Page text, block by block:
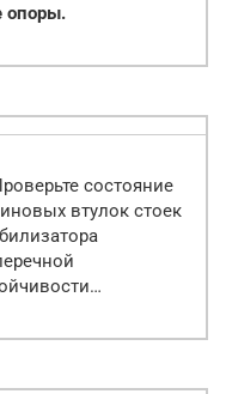
опоры.
состояние
втулок стоек